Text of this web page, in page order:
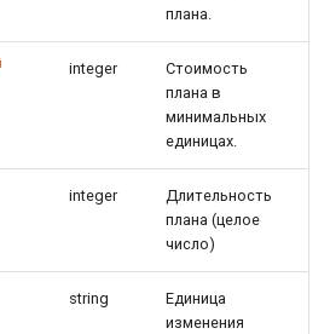
QIWI Кошелек
Прием платежей
терминалы QIWI
SberPay
Система Быстрых
SlickPay (deeplink)
плана.
integer
Стоимость
плана в
минимальных
единицах.
integer
Длительность
плана (целое
число)
string
Единица
изменения